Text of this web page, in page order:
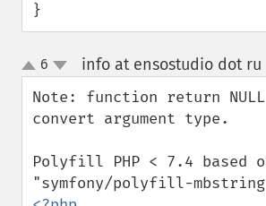
}
up
down
6 info at ensostudio dot ru
Note: function return
convert argument type.
Polyfill PHP < 7.4 based